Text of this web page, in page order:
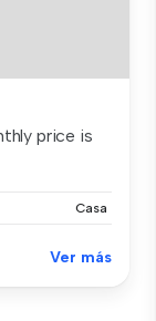
price is
Casa
Ver más